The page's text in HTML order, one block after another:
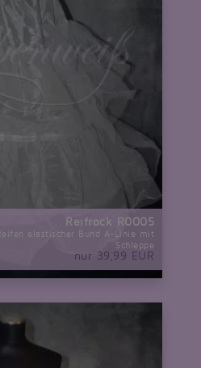
Reifrock R0005
elastischer Bund A-Linie mit
Schleppe
nur 39,99 EUR